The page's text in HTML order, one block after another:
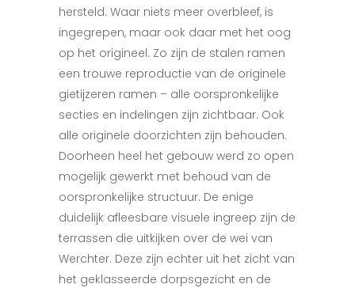
hersteld. Waar niets meer overbleef, is
ingegrepen, maar ook daar met het oog
op het origineel. Zo zijn de stalen ramen
een trouwe reproductie van de originele
gietijzeren ramen – alle oorspronkelijke
secties en indelingen zijn zichtbaar. Ook
alle originele doorzichten zijn behouden.
Doorheen heel het gebouw werd zo open
mogelijk gewerkt met behoud van de
oorspronkelijke structuur. De enige
duidelijk afleesbare visuele ingreep zijn de
terrassen die uitkijken over de wei van
Werchter. Deze zijn echter uit het zicht van
het geklasseerde dorpsgezicht en de